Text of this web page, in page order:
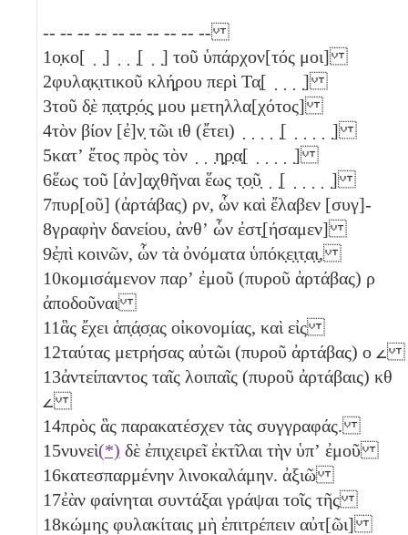
-- -- -- -- -- -- -- -- -- --
1ο̣κο[ ̣ ̣] ̣ ̣ ̣[ ̣ ̣] τοῦ ὑπάρχον[τός μοι]
2φυλα̣κ̣ιτικοῦ κλή̣ρου περὶ Τα̣[ ̣ ̣ ̣ ̣]
3τοῦ δ̣ὲ π̣α̣τ̣ρ̣ό̣ς̣ μου μετηλλα[χότος]
4τὸν βίον [ἐ]ν̣ τῶι ιθ (ἔτει) ̣ ̣ ̣ ̣ ̣[ ̣ ̣ ̣ ̣ ̣]
5κατʼ ἔτος πρὸς τὸν ̣ ̣ ̣η̣ρ̣α̣[ ̣ ̣ ̣ ̣ ̣]
6ἕως τοῦ [ἀν]α̣χθῆναι ἕως τ̣ο̣ῦ̣ ̣ ̣[ ̣ ̣ ̣ ̣ ̣]
7πυρ[οῦ] (ἀρτάβας) ρν, ὧν καὶ ἔλαβεν [συγ]-
8γραφὴν δανείου, ἀνθʼ ὧν ἐστ̣[ήσαμεν]
9ἐ̣πὶ κοινῶν, ὧν τὰ ὀνόματα ὑπόκ̣ε̣ι̣τ̣α̣ι̣,
10κομισάμενον παρʼ ἐμοῦ (πυροῦ ἀρτάβας) ρ
ἀποδοῦναι
11ἃς ἔχει ἁπ̣ά̣σ̣ας οἰκονομίας, καὶ εἰς
12ταύτας μετρήσας αὐτῶι (πυροῦ ἀρτάβας) ο 𐅵
13ἀντείπαντος ταῖς λοιπαῖς (πυροῦ ἀρτάβαις) κθ
𐅵
14πρὸς ἃς παρακατέσχεν τὰς συγγραφάς.
15νυνεὶ(*) δὲ ἐπιχειρεῖ ἐκτῖλαι τὴν ὑπʼ ἐμοῦ
16κατεσπαρμένην λινοκαλάμην. ἀξιῶ
17ἐὰν φαίνηται συντάξαι γράψαι τοῖς τῆς
18κώμης φυλακίταις μὴ ἐπιτρέπειν αὐτ[ῶι]